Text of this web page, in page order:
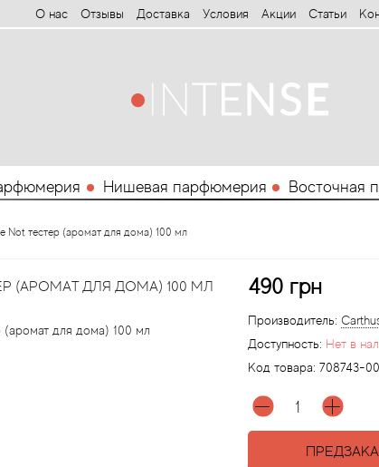
О нас Отзывы Доставка Условия Aкции Статьи
Нишевая парфюмерия Восточная
Not тестер (аромат для дома) 100 мл
(АРОМАТ ДЛЯ ДОМА) 100 МЛ 490 грн
Производитель:
Доступность: Нет в
Код товара: 708743-